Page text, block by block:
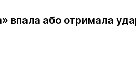
впала або отримала